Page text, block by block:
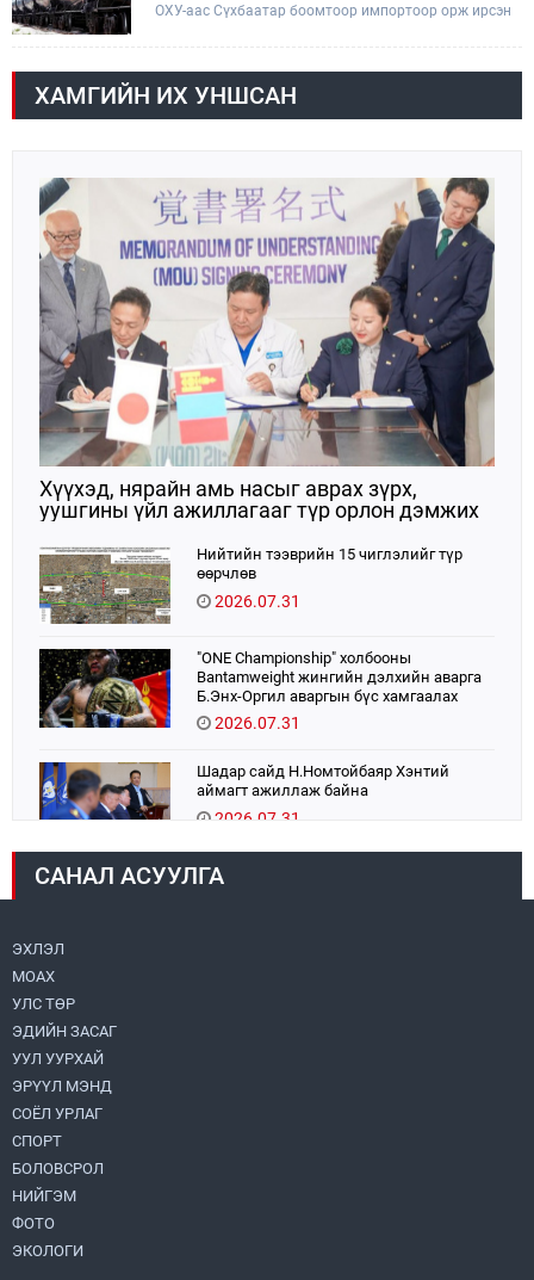
танилцууллаа.
ОХУ-аас Сүхбаатар боомтоор импортоор орж ирсэн
АИ-92 автобензин орж иржээ.
ХАМГИЙН ИХ УНШСАН
Хүүхэд, нярайн амь насыг аврах зүрх,
уушгины үйл ажиллагааг түр орлон дэмжих
Нийтийн тээврийн 15 чиглэлийг түр
өөрчлөв
2026.07.31
"ONE Championship" холбооны
Bantamweight жингийн дэлхийн аварга
Б.Энх-Оргил аваргын бүс хамгаалах
тулаанаа өнөөдөр хийнэ.
2026.07.31
Шадар сайд Н.Номтойбаяр Хэнтий
аймагт ажиллаж байна
2026.07.31
Авто зам шинээр барина
САНАЛ АСУУЛГА
ЭХЛЭЛ
МОАХ
УЛС ТӨР
ЭДИЙН ЗАСАГ
УУЛ УУРХАЙ
ЭРҮҮЛ МЭНД
СОЁЛ УРЛАГ
СПОРТ
БОЛОВСРОЛ
НИЙГЭМ
ФОТО
ЭКОЛОГИ